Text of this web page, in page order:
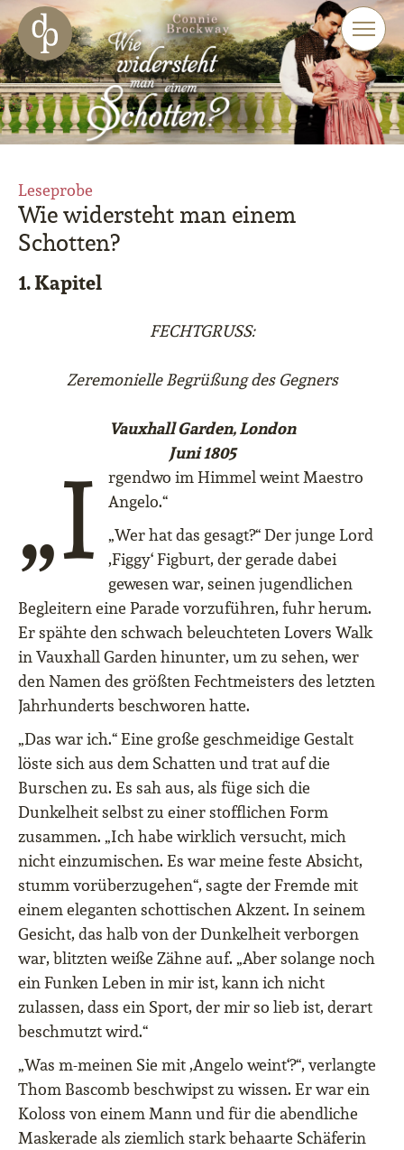
Zum Haupt-Inhalt springen
Zur Navigation springen
Zur Website-Suche springen
Leseprobe
Wie widersteht man einem
Schotten?
1. Kapitel
FECHTGRUSS:
Zeremonielle Begrüßung des Gegners
Vauxhall Garden, London
Juni 1805
„I
rgendwo im Himmel weint Maestro
Angelo.“
„Wer hat das gesagt?“ Der junge Lord
,Figgy‘ Figburt, der gerade dabei
gewesen war, seinen jugendlichen
Begleitern eine Parade vorzuführen, fuhr herum.
Er spähte den schwach beleuchteten Lovers Walk
in Vauxhall Garden hinunter, um zu sehen, wer
den Namen des größten Fechtmeisters des letzten
Jahrhunderts beschworen hatte.
„Das war ich.“ Eine große geschmeidige Gestalt
löste sich aus dem Schatten und trat auf die
Burschen zu. Es sah aus, als füge sich die
Dunkelheit selbst zu einer stofflichen Form
zusammen. „Ich habe wirklich versucht, mich
nicht einzumischen. Es war meine feste Absicht,
stumm vorüberzugehen“, sagte der Fremde mit
einem eleganten schottischen Akzent. In seinem
Gesicht, das halb von der Dunkelheit verborgen
war, blitzten weiße Zähne auf. „Aber solange noch
ein Funken Leben in mir ist, kann ich nicht
zulassen, dass ein Sport, der mir so lieb ist, derart
beschmutzt wird.“
„Was m-meinen Sie mit ,Angelo weint‘?“, verlangte
Thom Bascomb beschwipst zu wissen. Er war ein
Koloss von einem Mann und für die abendliche
Maskerade als ziemlich stark behaarte Schäferin